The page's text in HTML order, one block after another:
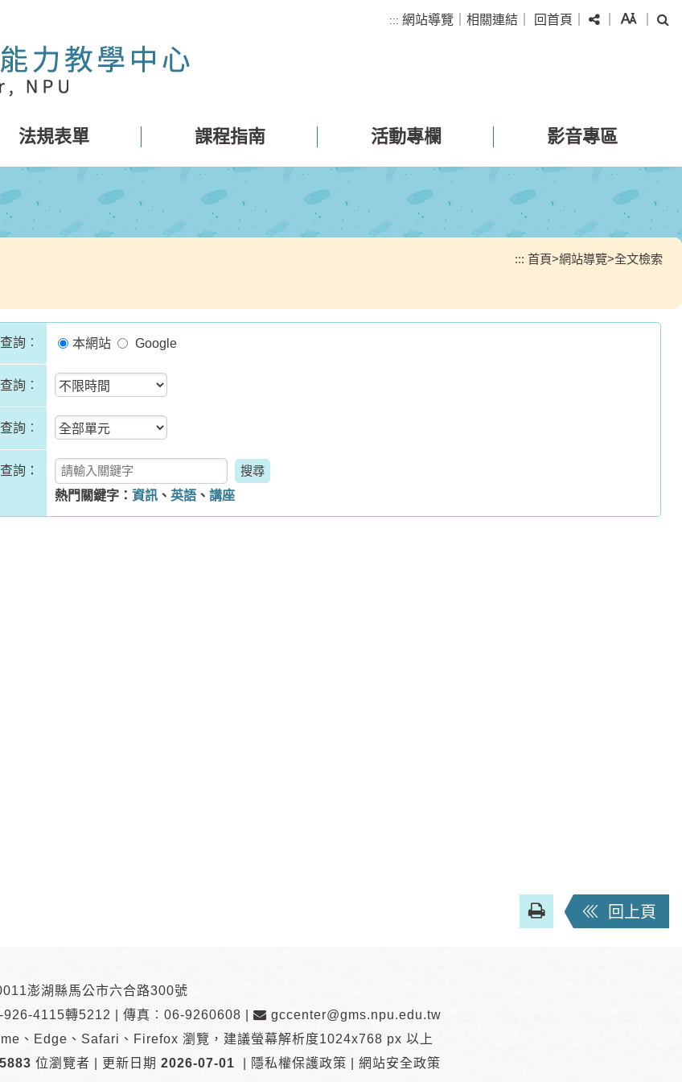
::: 網站導覽 相關連結 回首頁 分享 字級
法規表單 課程指南 活動專欄 影音專區
::: 首頁>網站導覽>全文檢索
詢︰ 依類別查詢︰
本網站 Google
詢︰
詢︰
詢：
熱門關鍵字： 資訊 、 英語 、 講座
友
善
回上頁
澎湖縣馬公市六合路300號
926-4115轉5212 傳真︰06-9260608
gccenter@gms.npu.edu.tw
、Edge、Safari、Firefox 瀏覽 ， 建議螢幕解析度1024x768 px 以上
位瀏覽者 更新日期 2026-07-01 隱私權保護政策 網站安全政策